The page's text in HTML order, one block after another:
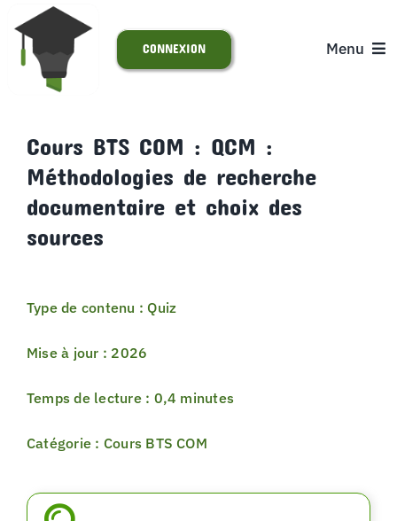
Passer
contenu
Menu
S’INSCRIRE
ACTUALITÉS
CONNEXION
Cours BTS COM : QCM :
Méthodologies de recherche
documentaire et choix des
sources
Type de contenu : Quiz
Mise à jour : 2026
Temps de lecture : 0,4 minutes
Catégorie : Cours BTS COM